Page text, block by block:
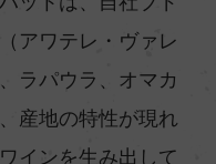
アワテレ・ヴァレ
ラパウラ、オマカ
産地の特性が現れ
インを生み出して